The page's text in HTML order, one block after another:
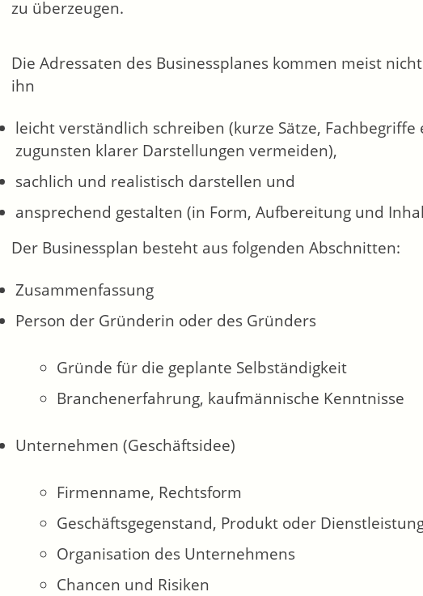
zu überzeugen.
Die Adressaten des Businessplanes kommen meist
ihn
leicht verständlich schreiben (kurze Sätze,
zugunsten klarer Darstellungen vermeiden),
sachlich und realistisch darstellen und
ansprechend gestalten (in Form, Aufbereitung und
Der Businessplan besteht aus folgenden Abschnitten:
Zusammenfassung
Person der Gründerin oder des Gründers
Gründe für die geplante Selbständigkeit
Branchenerfahrung, kaufmännische Kenntnisse
Unternehmen (Geschäftsidee)
Firmenname, Rechtsform
Geschäftsgegenstand, Produkt oder
Organisation des Unternehmens
Chancen und Risiken